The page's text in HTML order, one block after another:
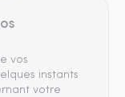
vos
instants
votre